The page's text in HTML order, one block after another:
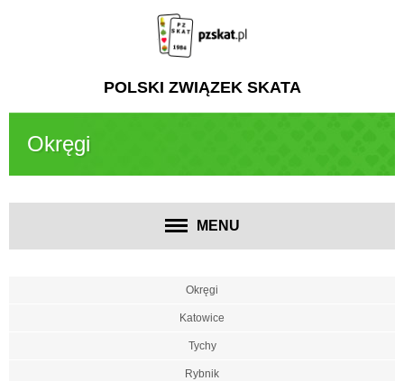
POLSKI ZWIĄZEK SKATA
Okręgi
MENU
Okręgi
Katowice
Tychy
Rybnik